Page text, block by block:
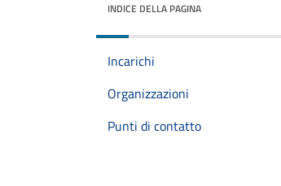
INDICE DELLA PAGINA
Incarichi
Organizzazioni
Punti di contatto